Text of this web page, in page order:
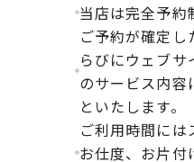
当店は完全予約
ご予約が確定し
らびにウェブ
のサービス内容
といたします。
ご利用時間には
お仕度、お片付